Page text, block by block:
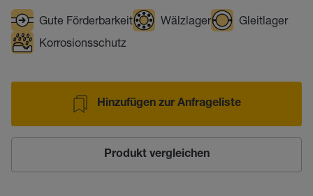
Gute Förderbarkeit Wälzlager
Gleitlager
Korrosionsschutz
Hinzufügen zur Anfrageliste
Produkt vergleichen